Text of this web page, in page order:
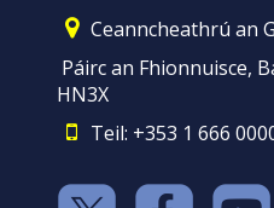
Ceanncheathrú an
Páirc an Fhionnuisce,
HN3X
Teil: +353 1 666